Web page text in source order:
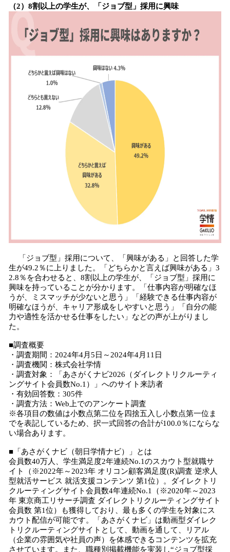
（2）8割以上の学生が、「ジョブ型」採用に興味
「ジョブ型」採用について、「興味がある」と回答した学
生が49.2％に上りました。「どちらかと言えば興味がある」3
2.8％を合わせると、8割以上の学生が、「ジョブ型」採用に
興味を持っていることが分かります。「仕事内容が明確なほ
うが、ミスマッチが少ないと思う」「経験できる仕事内容が
明確なほうが、キャリア形成をしやすいと思う」「自分の能
力や適性を活かせる仕事をしたい」などの声が上がりまし
た。
■調査概要
・調査期間：2024年4月5日～2024年4月11日
・調査機関：株式会社学情
・調査対象：「あさがくナビ2026（ダイレクトリクルーティ
ングサイト会員数No.1）」へのサイト来訪者
・有効回答数：305件
・調査方法：Web上でのアンケート調査
※各項目の数値は小数点第二位を四捨五入し小数点第一位ま
でを表記しているため、択一式回答の合計が100.0％にならな
い場合あります。
■「あさがくナビ（朝日学情ナビ）」とは
会員数40万人、学生満足度2年連続No.1のスカウト型就職サ
イト（※2022年～2023年 オリコン顧客満足度(R)調査 逆求人
型就活サービス 就活支援コンテンツ 第1位）。ダイレクトリ
クルーティングサイト会員数4年連続No.1（※2020年～2023
年 東京商工リサーチ調査 ダイレクトリクルーティングサイト
会員数 第1位）も獲得しており、最も多くの学生を対象にス
カウト配信が可能です。「あさがくナビ」は動画型ダイレク
トリクルーティングサイトとして、動画を通して、リアル
（企業の雰囲気や社員の声）を体感できるコンテンツを拡充
させています。また、職種別掲載機能を実装し“ジョブ型採